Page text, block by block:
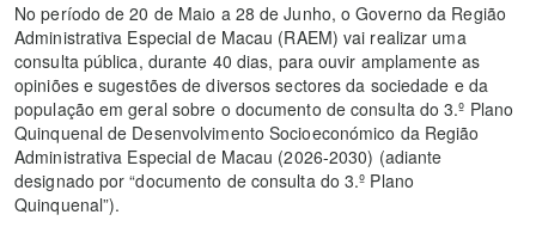
No período de 20 de Maio a 28 de Junho, o Governo da Região
Administrativa Especial de Macau (RAEM) vai realizar uma
consulta pública, durante 40 dias, para ouvir amplamente as
opiniões e sugestões de diversos sectores da sociedade e da
população em geral sobre o documento de consulta do 3.º Plano
Quinquenal de Desenvolvimento Socioeconómico da Região
Administrativa Especial de Macau (2026-2030) (adiante
designado por “documento de consulta do 3.º Plano
Quinquenal”).